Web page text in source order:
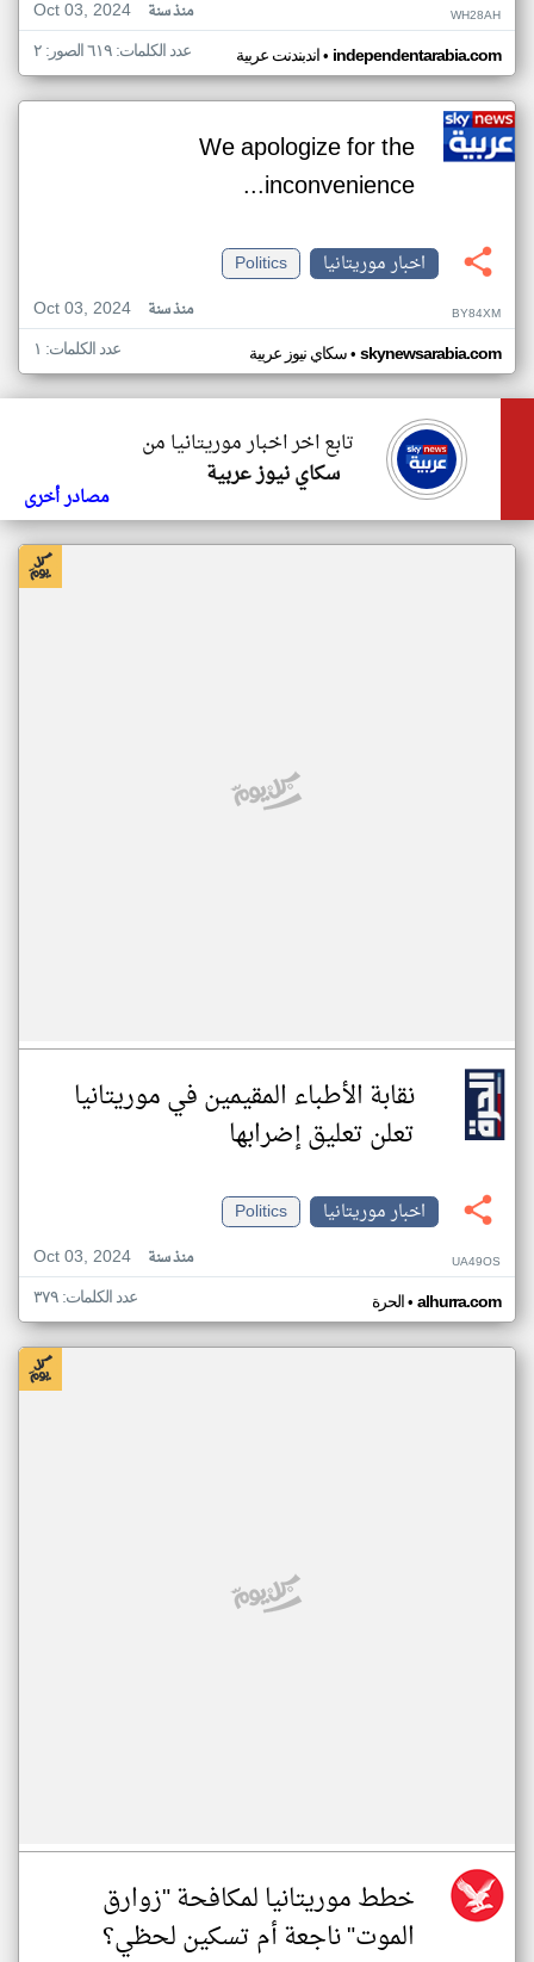
Oct 03, 2024
منذ سنة WH28AH
اندبندنت عربية• independentarabia.com عدد الكلمات: ٦١٩ الصور: ٢
We apologize for the
inconvenience...
اخبار موريتانيا
Politics
Oct 03, 2024
منذ سنة BY84XM
سكاي نيوز عربية• skynewsarabia.com عدد الكلمات: ١
تابع اخر اخبار موريتانيا من
سكاي نيوز عربية
مصادر أخرى
نقابة الأطباء المقيمين في موريتانيا
تعلن تعليق إضرابها
اخبار موريتانيا
Politics
Oct 03, 2024
منذ سنة UA49OS
الحرة• alhurra.com عدد الكلمات: ٣٧٩
خطط موريتانيا لمكافحة "زوارق
الموت" ناجعة أم تسكين لحظي؟